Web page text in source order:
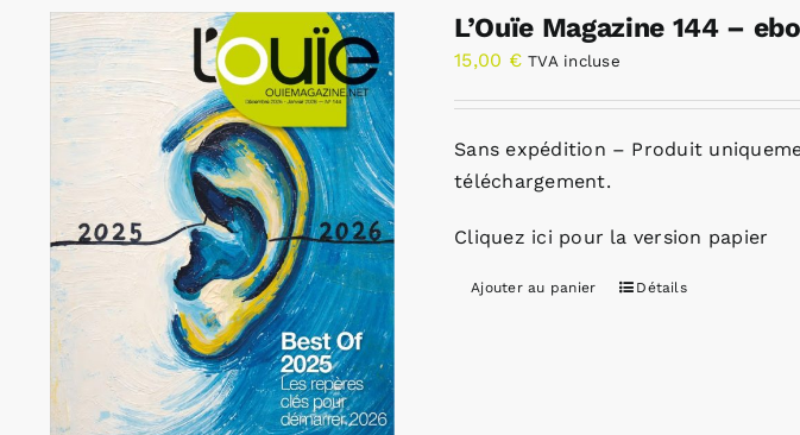
L’Ouïe Magazine 144 –
15,00 € TVA incluse
Sans expédition – Produit
téléchargement.
Cliquez ici pour la version papier
Ajouter au panier Détails